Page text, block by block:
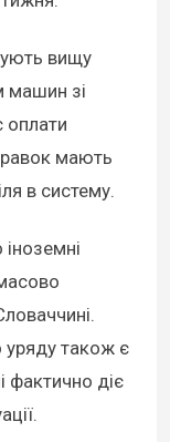
вищу
машин зі
оплати
мають
в систему.
уряду також є
фактично діє